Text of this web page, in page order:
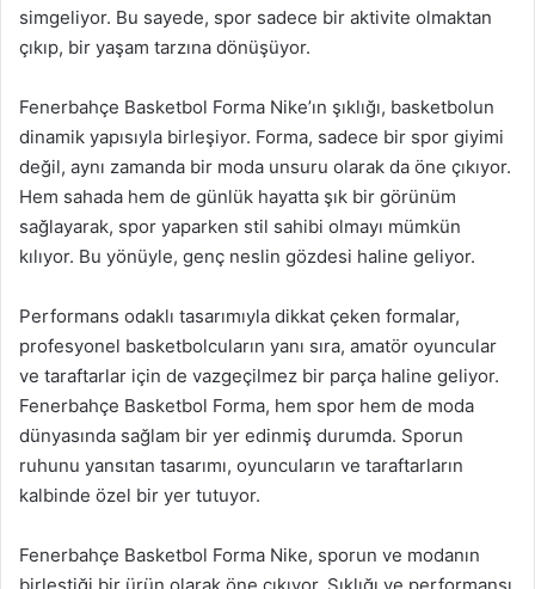
simgeliyor. Bu sayede, spor sadece bir aktivite olmaktan
çıkıp, bir yaşam tarzına dönüşüyor.
Fenerbahçe Basketbol Forma Nike’ın şıklığı, basketbolun
dinamik yapısıyla birleşiyor. Forma, sadece bir spor giyimi
değil, aynı zamanda bir moda unsuru olarak da öne çıkıyor.
Hem sahada hem de günlük hayatta şık bir görünüm
sağlayarak, spor yaparken stil sahibi olmayı mümkün
kılıyor. Bu yönüyle, genç neslin gözdesi haline geliyor.
Performans odaklı tasarımıyla dikkat çeken formalar,
profesyonel basketbolcuların yanı sıra, amatör oyuncular
ve taraftarlar için de vazgeçilmez bir parça haline geliyor.
Fenerbahçe Basketbol Forma, hem spor hem de moda
dünyasında sağlam bir yer edinmiş durumda. Sporun
ruhunu yansıtan tasarımı, oyuncuların ve taraftarların
kalbinde özel bir yer tutuyor.
Fenerbahçe Basketbol Forma Nike, sporun ve modanın
birleştiği bir ürün olarak öne çıkıyor. Şıklığı ve performansı